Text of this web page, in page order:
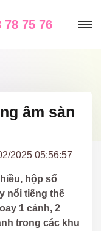
78 75 76
âm sàn
2025 05:56:57
hộp số
nổi tiếng thế
1 cánh, 2
trong các khu